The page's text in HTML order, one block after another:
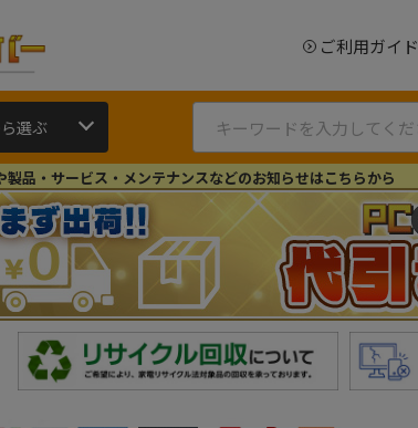
ご利用ガイド
選ぶ
製品・サービス・メンテナンスなどのお知らせはこちらから